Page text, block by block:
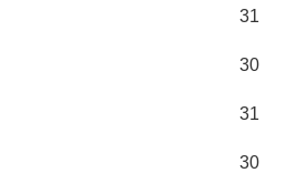
31
30
31
30